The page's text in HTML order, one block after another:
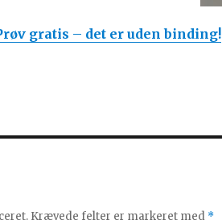
gratis – det er uden binding!
Krævede felter er markeret med *